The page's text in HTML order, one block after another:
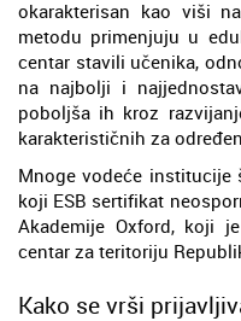
okarakterisan kao viši
metodu primenjuju u
centar stavili učenika,
na najbolji i
poboljša ih kroz
karakterističnih za
Mnoge vodeće institucije
koji ESB sertifikat
Akademije Oxford, koji
centar za teritoriju
Kako se vrši